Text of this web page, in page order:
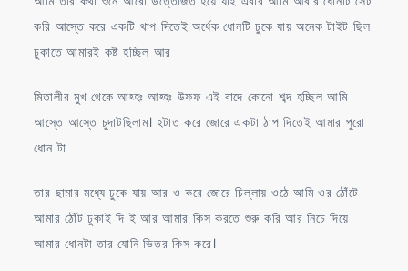
করি আস্তে করে একটি থাপ দিতেই অর্ধেক ধোনটি ঢুকে যায় অনেক টাইট ছিল
ঢুকাতে আমারই কষ্ট হচ্ছিল আর
মিতালীর মুখ থেকে আহ্হঃ আহ্হঃ উফফ এই বাদে কোনো শব্দ হচ্ছিল আমি
আস্তে আস্তে চুদাটছিলাম। হটাত করে জোরে একটা ঠাপ দিতেই আমার পুরো
ধোন টা
তার ছামার মধ্যে ঢুকে যায় আর ও করে জোরে চিল্লায় ওঠে আমি ওর ঠোঁটে
আমার ঠোঁট ঢুকাই দি ই আর আমার কিস করতে শুরু করি আর নিচে দিয়ে
আমার ধোনটা তার যোনি ভিতর কিস করে।